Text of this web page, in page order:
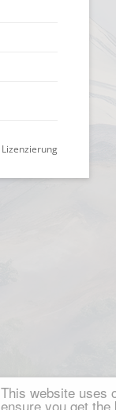
This website uses
ensure you get
Lizenzierung